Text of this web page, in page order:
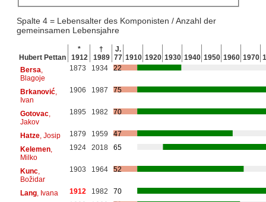
Spalte 4 = Lebensalter des Komponisten / Anzahl der
gemeinsamen Lebensjahre
Hubert Pettan
*
1912
†
1989
J.
77 1910 1920 1930 1940 1950 1960 1970
Bersa
Blagoje
1873 1934 22
Brkanović,
Ivan
1906 1987 75
Gotovac,
Jakov
1895 1982 70
Hatze, Josip 1879 1959
47
Kelemen,
Milko
1924 2018 65
Kunc,
Božidar
1903 1964 52
Lang, Ivana 1912 1982
70